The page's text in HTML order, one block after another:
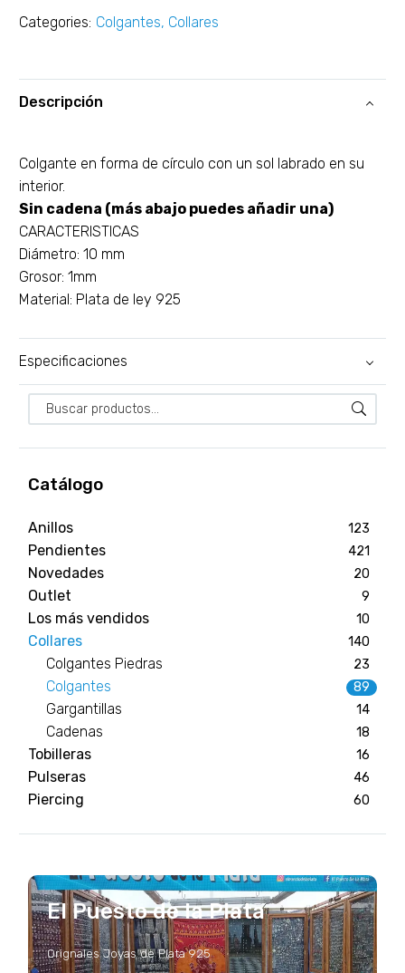
Catálogo
Anillos 123
Pendientes 421
Novedades 20
Outlet 9
Los más vendidos 10
Collares 140
Colgantes Piedras 23
Colgantes 89
Gargantillas 14
Cadenas 18
Tobilleras 16
Pulseras 46
Piercing 60
El Puesto de la Plata
Orignales Joyas de Plata 925
Categories: Colgantes, Collares
Descripción
Colgante en forma de círculo con un sol labrado en su
interior.
Sin cadena (más abajo puedes añadir una)
CARACTERISTICAS
Diámetro: 10 mm
Grosor: 1mm
Material: Plata de ley 925
Especificaciones